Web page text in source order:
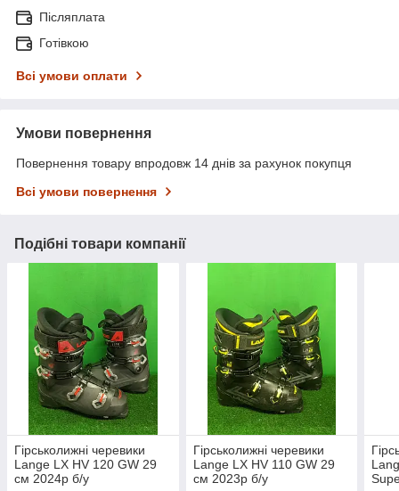
Післяплата
Готівкою
Всі умови оплати
Умови повернення
Повернення товару впродовж 14 днів за рахунок покупця
Всі умови повернення
Подібні товари компанії
Гірськолижні черевики
Lange LX HV 120 GW 29
см 2024p б/у
Гірськолижні черевики
Lange LX HV 110 GW 29
см 2023p б/у